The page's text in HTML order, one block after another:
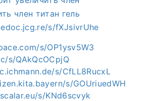
член титан гель
s/fXJsivrUhe
s/OP1ysv5W3
s/QAkQcOCpjQ
s/CfLL8RucxL
s/GOUriuedWH
s/KNd6scvyk